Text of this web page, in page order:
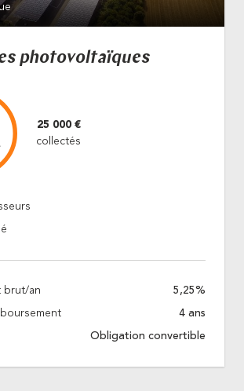
photovoltaïques
25 000 €
collectés
brut/an 5,25%
4 ans
Obligation convertible